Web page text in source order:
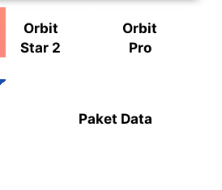
Orbit
Star 2
Orbit
Pro
Paket Data